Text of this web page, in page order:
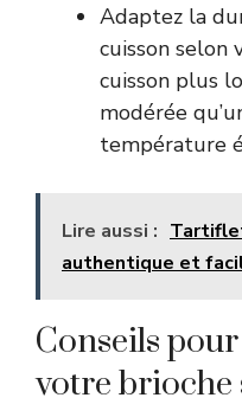
Adaptez la
cuisson selon
cuisson plus
modérée
température
Lire aussi :
authentique et
Conseils
votre brioche